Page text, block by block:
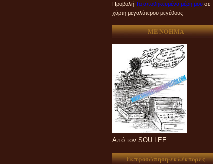
Προβολή Τα αποθηκευμένα μέρη μου σε
χάρτη μεγαλύτερου μεγέθους
ME NOHMA
Aπό τον SOU LEE
Εκπροσώπηση-εκλέκτορες